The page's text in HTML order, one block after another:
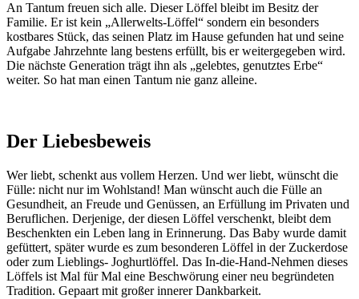
An Tantum freuen sich alle. Dieser Löffel bleibt im Besitz der
Familie. Er ist kein „Allerwelts-Löffel“ sondern ein besonders
kostbares Stück, das seinen Platz im Hause gefunden hat und seine
Aufgabe Jahrzehnte lang bestens erfüllt, bis er weitergegeben wird.
Die nächste Generation trägt ihn als „gelebtes, genutztes Erbe“
weiter. So hat man einen Tantum nie ganz alleine.
Der Liebesbeweis
Wer liebt, schenkt aus vollem Herzen. Und wer liebt, wünscht die
Fülle: nicht nur im Wohlstand! Man wünscht auch die Fülle an
Gesundheit, an Freude und Genüssen, an Erfüllung im Privaten und
Beruflichen. Derjenige, der diesen Löffel verschenkt, bleibt dem
Beschenkten ein Leben lang in Erinnerung. Das Baby wurde damit
gefüttert, später wurde es zum besonderen Löffel in der Zuckerdose
oder zum Lieblings- Joghurtlöffel. Das In-die-Hand-Nehmen dieses
Löffels ist Mal für Mal eine Beschwörung einer neu begründeten
Tradition. Gepaart mit großer innerer Dankbarkeit.